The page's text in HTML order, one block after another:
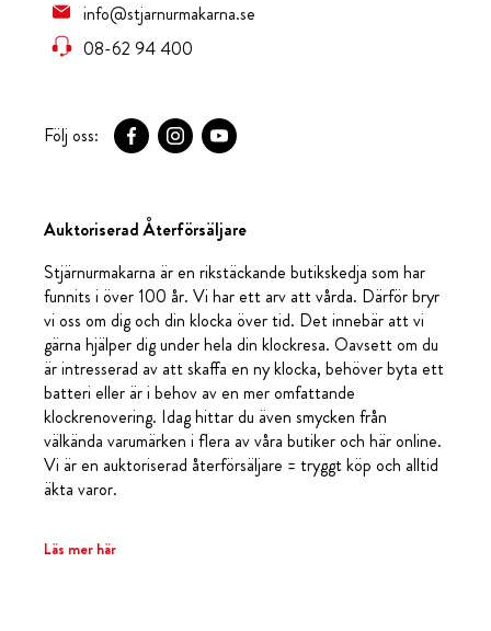
info@stjarnurmakarna.se
08-62 94 400
Följ oss:
Auktoriserad Återförsäljare
Stjärnurmakarna är en rikstäckande butikskedja som har
funnits i över 100 år. Vi har ett arv att vårda. Därför bryr
vi oss om dig och din klocka över tid. Det innebär att vi
gärna hjälper dig under hela din klockresa. Oavsett om du
är intresserad av att skaffa en ny klocka, behöver byta ett
batteri eller är i behov av en mer omfattande
klockrenovering. Idag hittar du även smycken från
välkända varumärken i flera av våra butiker och här online.
Vi är en auktoriserad återförsäljare = tryggt köp och alltid
äkta varor.
Läs mer här